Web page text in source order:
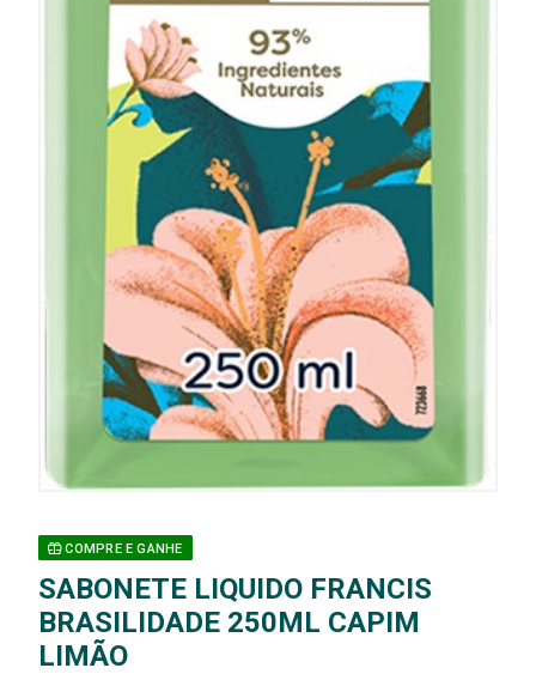
COMPRE E GANHE
SABONETE LIQUIDO FRANCIS
BRASILIDADE 250ML CAPIM
LIMÃO